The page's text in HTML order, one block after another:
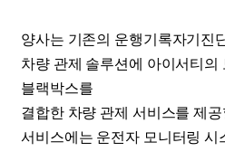
양사는 기존의 운행기록자기진
차량 관제 솔루션에 아이서티의
블랙박스를
결합한 차량 관제 서비스를 제공
서비스에는 운전자 모니터링 시